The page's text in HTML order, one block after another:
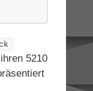
5210